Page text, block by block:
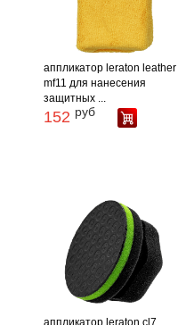
аппликатор leraton leather
mf11 для нанесения
защитных ...
152 руб
аппликатор leraton cl7